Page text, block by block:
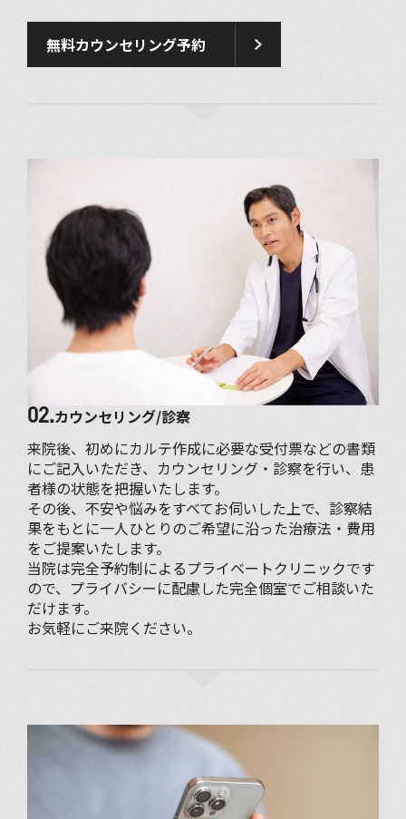
無料カウンセリング予約
02.カウンセリング/診察
来院後、初めにカルテ作成に必要な受付票などの書類
にご記入いただき、カウンセリング・診察を行い、患
者様の状態を把握いたします。
その後、不安や悩みをすべてお伺いした上で、診察結
果をもとに一人ひとりのご希望に沿った治療法・費用
をご提案いたします。
当院は完全予約制によるプライベートクリニックです
ので、プライバシーに配慮した完全個室でご相談いた
だけます。
お気軽にご来院ください。